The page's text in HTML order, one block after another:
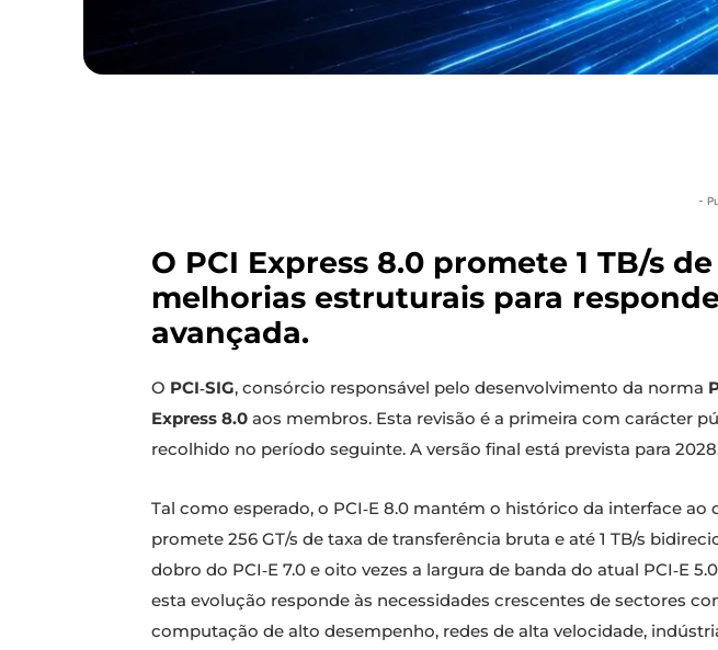
-
O PCI Express 8.0 promete 1 TB/s
melhorias estruturais para
avançada.
O PCI‑SIG, consórcio responsável pelo desenvolvimento da norma
Express 8.0 aos membros. Esta revisão é a primeira com carácter
recolhido no período seguinte. A versão final está prevista para
Tal como esperado, o PCI‑E 8.0 mantém o histórico da interface
promete 256 GT/s de taxa de transferência bruta e até 1 TB/s
dobro do PCI‑E 7.0 e oito vezes a largura de banda do atual PCI‑E
esta evolução responde às necessidades crescentes de sectores
computação de alto desempenho, redes de alta velocidade,